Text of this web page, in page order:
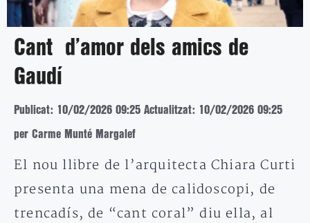
Cant d’amor dels amics de
Gaudí
Publicat: 10/02/2026 09:25 Actualitzat: 10/02/2026 09:25
per Carme Munté Margalef
El nou llibre de l’arquitecta Chiara Curti
presenta una mena de calidoscopi, de
trencadís, de “cant coral” diu ella, al